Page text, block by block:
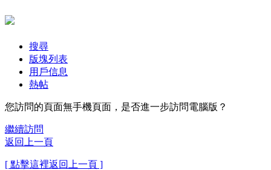
搜尋
版塊列表
用戶信息
熱帖
您訪問的頁面無手機頁面，是否進一步訪問電腦版？
繼續訪問
返回上一頁
[ 點擊這裡返回上一頁 ]